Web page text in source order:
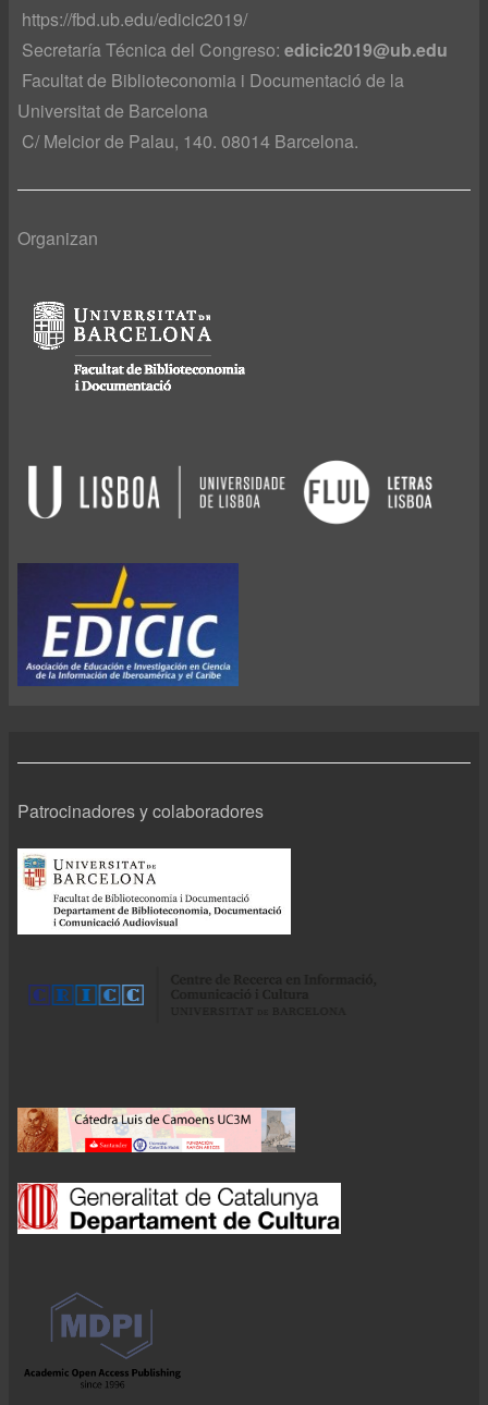
https://fbd.ub.edu/edicic2019/
Secretaría Técnica del Congreso: edicic2019@ub.edu
Facultat de Biblioteconomia i Documentació de la
Universitat de Barcelona
C/ Melcior de Palau, 140. 08014 Barcelona.
Organizan
Patrocinadores y colaboradores